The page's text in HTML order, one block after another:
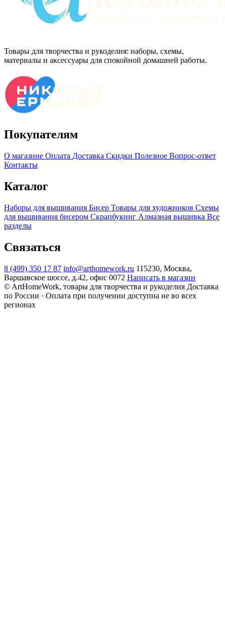
Товары для творчества и рукоделия: наборы, схемы,
материалы и аксессуары для спокойной домашней работы.
Покупателям
О магазине Оплата Доставка Скидки Полезное Вопрос-ответ
Контакты
Каталог
Наборы для вышивания Бисер Товары для художников Схемы
для вышивания бисером Скрапбукинг Алмазная вышивка Все
разделы
Связаться
8 (499) 350 17 87 info@arthomework.ru 115230, Москва,
Варшавское шоссе, д.42, офис 0072 Написать в магазин
© ArtHomeWork, товары для творчества и рукоделия Доставка
по России · Оплата при получении доступна не во всех
регионах